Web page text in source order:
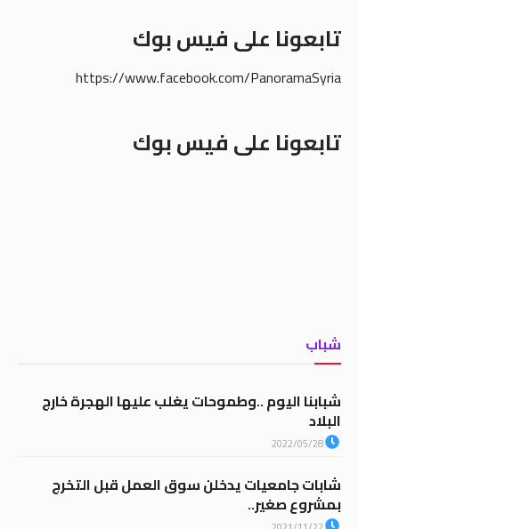
تابعونا على فيس بوك
https://www.facebook.com/PanoramaSyria
تابعونا على فيس بوك
شباب
شبابنا اليوم ..وطموحات يغلب عليها الهجرة خارج
البلاد
2022/05/28
شابات جامعيات يدخلن سوق العمل قبل التخرج
بمشروع صغير..